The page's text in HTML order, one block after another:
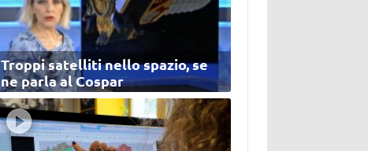
Troppi satelliti nello spazio, se
ne parla al Cospar